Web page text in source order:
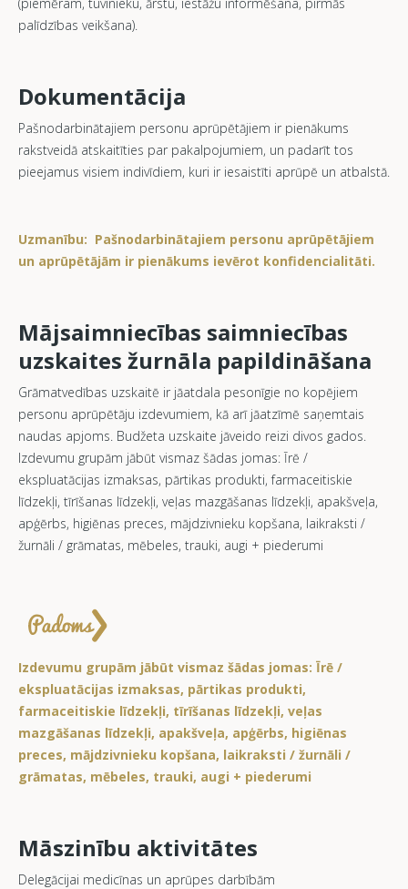
palīdzības veikšana).
Dokumentācija
Pašnodarbinātajiem personu aprūpētājiem ir pienākums
rakstveidā atskaitīties par pakalpojumiem, un padarīt tos
pieejamus visiem indivīdiem, kuri ir iesaistīti aprūpē un atbalstā.
Uzmanību: Pašnodarbinātajiem personu aprūpētājiem
un aprūpētājām ir pienākums ievērot konfidencialitāti.
Mājsaimniecības saimniecības
uzskaites žurnāla papildināšana
Grāmatvedības uzskaitē ir jāatdala pesonīgie no kopējiem
personu aprūpētāju izdevumiem, kā arī jāatzīmē saņemtais
naudas apjoms. Budžeta uzskaite jāveido reizi divos gados.
Izdevumu grupām jābūt vismaz šādas jomas: Īrē /
ekspluatācijas izmaksas, pārtikas produkti, farmaceitiskie
līdzekļi, tīrīšanas līdzekļi, veļas mazgāšanas līdzekļi, apakšveļa,
apģērbs, higiēnas preces, mājdzivnieku kopšana, laikraksti /
žurnāli / grāmatas, mēbeles, trauki, augi + piederumi
Izdevumu grupām jābūt vismaz šādas jomas: Īrē /
ekspluatācijas izmaksas, pārtikas produkti,
farmaceitiskie līdzekļi, tīrīšanas līdzekļi, veļas
mazgāšanas līdzekļi, apakšveļa, apģērbs, higiēnas
preces, mājdzivnieku kopšana, laikraksti / žurnāli /
grāmatas, mēbeles, trauki, augi + piederumi
Māszinību aktivitātes
Delegācijai medicīnas un aprūpes darbībām